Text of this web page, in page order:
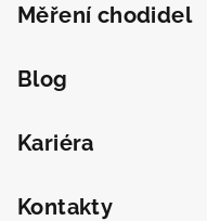
Měření chodidel
Blog
Kariéra
Kontakty